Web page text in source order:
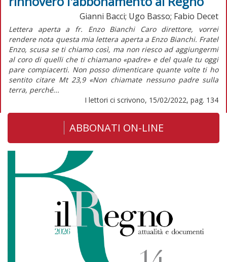
Gianni Bacci; Ugo Basso; Fabio Decet
Lettera aperta a fr. Enzo Bianchi Caro direttore, vorrei
rendere nota questa mia lettera aperta a Enzo Bianchi. Fratel
Enzo, scusa se ti chiamo così, ma non riesco ad aggiungermi
al coro di quelli che ti chiamano «padre» e del quale tu oggi
pare compiacerti. Non posso dimenticare quante volte ti ho
sentito citare Mt 23,9 «Non chiamate nessuno padre sulla
terra, perché...
I lettori ci scrivono, 15/02/2022, pag. 134
ABBONATI ON-LINE